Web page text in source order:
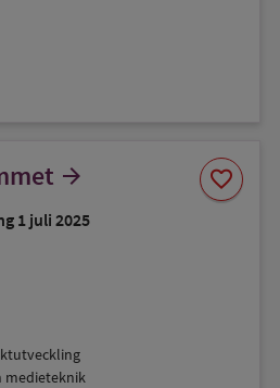
arrow_forward
1 juli 2025
medieteknik
favorite
Spara
som